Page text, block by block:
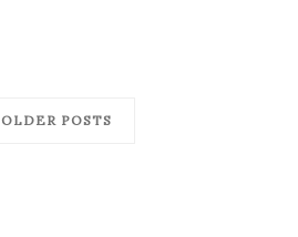
OLDER POSTS